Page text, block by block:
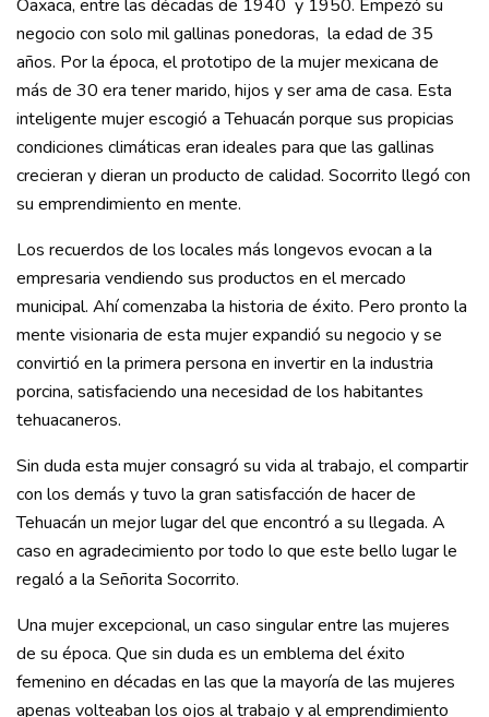
Oaxaca, entre las décadas de 1940 y 1950. Empezó su
negocio con solo mil gallinas ponedoras, la edad de 35
años. Por la época, el prototipo de la mujer mexicana de
más de 30 era tener marido, hijos y ser ama de casa. Esta
inteligente mujer escogió a Tehuacán porque sus propicias
condiciones climáticas eran ideales para que las gallinas
crecieran y dieran un producto de calidad. Socorrito llegó con
su emprendimiento en mente.
Los recuerdos de los locales más longevos evocan a la
empresaria vendiendo sus productos en el mercado
municipal. Ahí comenzaba la historia de éxito. Pero pronto la
mente visionaria de esta mujer expandió su negocio y se
convirtió en la primera persona en invertir en la industria
porcina, satisfaciendo una necesidad de los habitantes
tehuacaneros.
Sin duda esta mujer consagró su vida al trabajo, el compartir
con los demás y tuvo la gran satisfacción de hacer de
Tehuacán un mejor lugar del que encontró a su llegada. A
caso en agradecimiento por todo lo que este bello lugar le
regaló a la Señorita Socorrito.
Una mujer excepcional, un caso singular entre las mujeres
de su época. Que sin duda es un emblema del éxito
femenino en décadas en las que la mayoría de las mujeres
apenas volteaban los ojos al trabajo y al emprendimiento